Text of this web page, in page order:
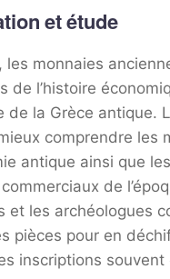
et étude
les monnaies
de l’histoire
de la Grèce antique.
comprendre les
antique ainsi que
de
et les archéologues
pièces pour en
inscriptions souvent